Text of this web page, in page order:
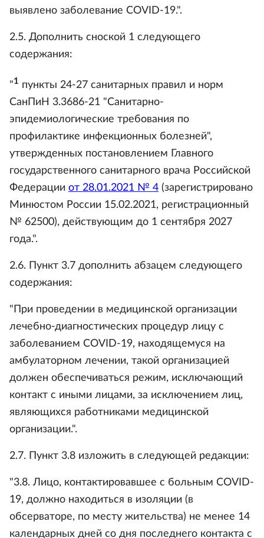
выявлено заболевание COVID-19.".
2.5. Дополнить сноской 1 следующего
содержания:
"1 пункты 24-27 санитарных правил и норм
СанПиН 3.3686-21 "Санитарно-
эпидемиологические требования по
профилактике инфекционных болезней",
утвержденных постановлением Главного
государственного санитарного врача Российской
Федерации от 28.01.2021 № 4 (зарегистрировано
Минюстом России 15.02.2021, регистрационный
№ 62500), действующим до 1 сентября 2027
года.".
2.6. Пункт 3.7 дополнить абзацем следующего
содержания:
"При проведении в медицинской организации
лечебно-диагностических процедур лицу с
заболеванием COVID-19, находящемуся на
амбулаторном лечении, такой организацией
должен обеспечиваться режим, исключающий
контакт с иными лицами, за исключением лиц,
являющихся работниками медицинской
организации.".
2.7. Пункт 3.8 изложить в следующей редакции:
"3.8. Лицо, контактировавшее с больным COVID-
19, должно находиться в изоляции (в
обсерваторе, по месту жительства) не менее 14
календарных дней со дня последнего контакта с